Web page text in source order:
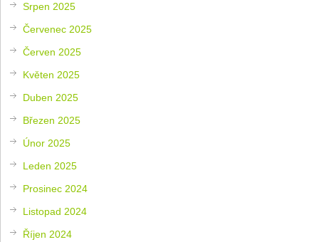
Srpen 2025
Červenec 2025
Červen 2025
Květen 2025
Duben 2025
Březen 2025
Únor 2025
Leden 2025
Prosinec 2024
Listopad 2024
Říjen 2024